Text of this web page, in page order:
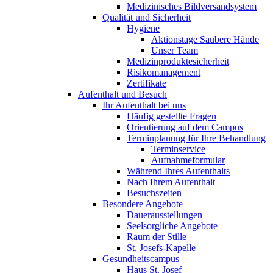
Medizinisches Bildversandsystem
Qualität und Sicherheit
Hygiene
Aktionstage Saubere Hände
Unser Team
Medizinproduktesicherheit
Risikomanagement
Zertifikate
Aufenthalt und Besuch
Ihr Aufenthalt bei uns
Häufig gestellte Fragen
Orientierung auf dem Campus
Terminplanung für Ihre Behandlung
Terminservice
Aufnahmeformular
Während Ihres Aufenthalts
Nach Ihrem Aufenthalt
Besuchszeiten
Besondere Angebote
Dauerausstellungen
Seelsorgliche Angebote
Raum der Stille
St. Josefs-Kapelle
Gesundheitscampus
Haus St. Josef